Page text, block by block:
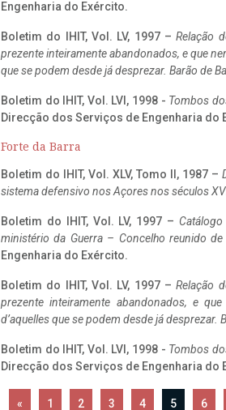
Engenharia do Exército.
Boletim do IHIT, Vol. LV, 1997 –Relação
prezente inteiramente abandonados, e que
que se podem desde já desprezar. Barão de
Boletim do IHIT, Vol. LVI, 1998 - Tombos
Direcção dos Serviços de Engenharia do
Forte da Barra
Boletim do IHIT, Vol. XLV, Tomo II, 1987 –
sistema defensivo nos Açores nos séculos
Boletim do IHIT, Vol. LV, 1997 –
ministério da Guerra – Concelho reunido de
Engenharia do Exército.
Boletim do IHIT, Vol. LV, 1997 –Relação
prezente inteiramente abandonados, e
d’aquelles que se podem desde já desprezar.
Boletim do IHIT, Vol. LVI, 1998 - Tombos
Direcção dos Serviços de Engenharia do
« 1 2 3 4 5 6